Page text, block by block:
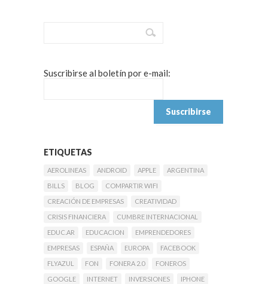
Suscribirse al boletín por e-mail:
ETIQUETAS
AEROLINEAS ANDROID APPLE
ARGENTINA
BILLS
BLOG
COMPARTIR WIFI
CREACIÓN DE EMPRESAS
CREATIVIDAD
CRISIS FINANCIERA
CUMBRE INTERNACIONAL
EDUC.AR
EDUCACION
EMPRENDEDORES
EMPRESAS
ESPAÑA EUROPA
FACEBOOK
FLYAZUL
FON FONERA 2.0
FONEROS
GOOGLE
INTERNET INVERSIONES
IPHONE